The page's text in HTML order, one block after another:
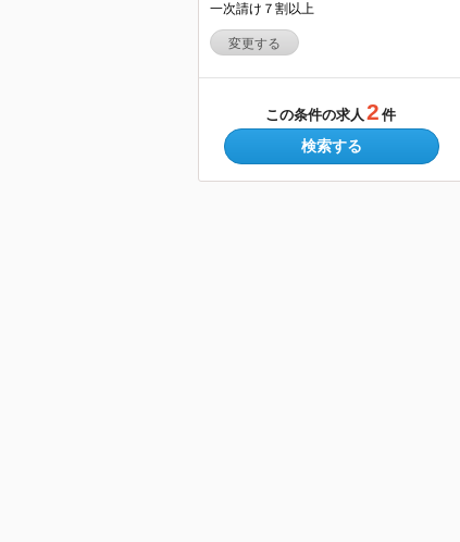
一次請け７割以上
変更する
この条件の求人 2 件
検索する